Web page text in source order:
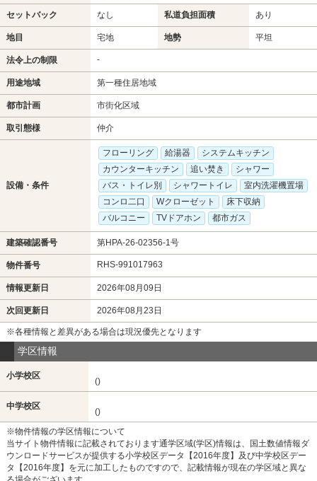
セットバック なし 私道負担面積 あり
地目 宅地 地勢 平坦
法令上の制限 -
用途地域 第一種住居地域
都市計画 市街化区域
取引態様 仲介
設備・条件
フローリング 給湯器
システムキッチン
カウンターキッチン
追い焚き
シャワー
バス・トイレ別
シャワートイレ
室内洗濯機置場
コンロ二口
Wクローゼット
床下収納
バルコニー
TVドアホン 都市ガス
建築確認番号 第HPA-26-02356-1号
物件番号 RHS-991017963
情報更新日 2026年08月09日
次回更新日 2026年08月23日
※各種情報と差異がある場合は現況優先となります
学区情報
小学校区
()
中学校区
()
※物件情報の学区情報について
当サイト物件情報に記載されております通学区域(学区)情報は、国土数値情報ダ
ウンロードサービスが提供する小学校区データ【2016年度】及び中学校区デー
タ【2016年度】を元に加工したものですので、記載情報が現在の学区域と異な